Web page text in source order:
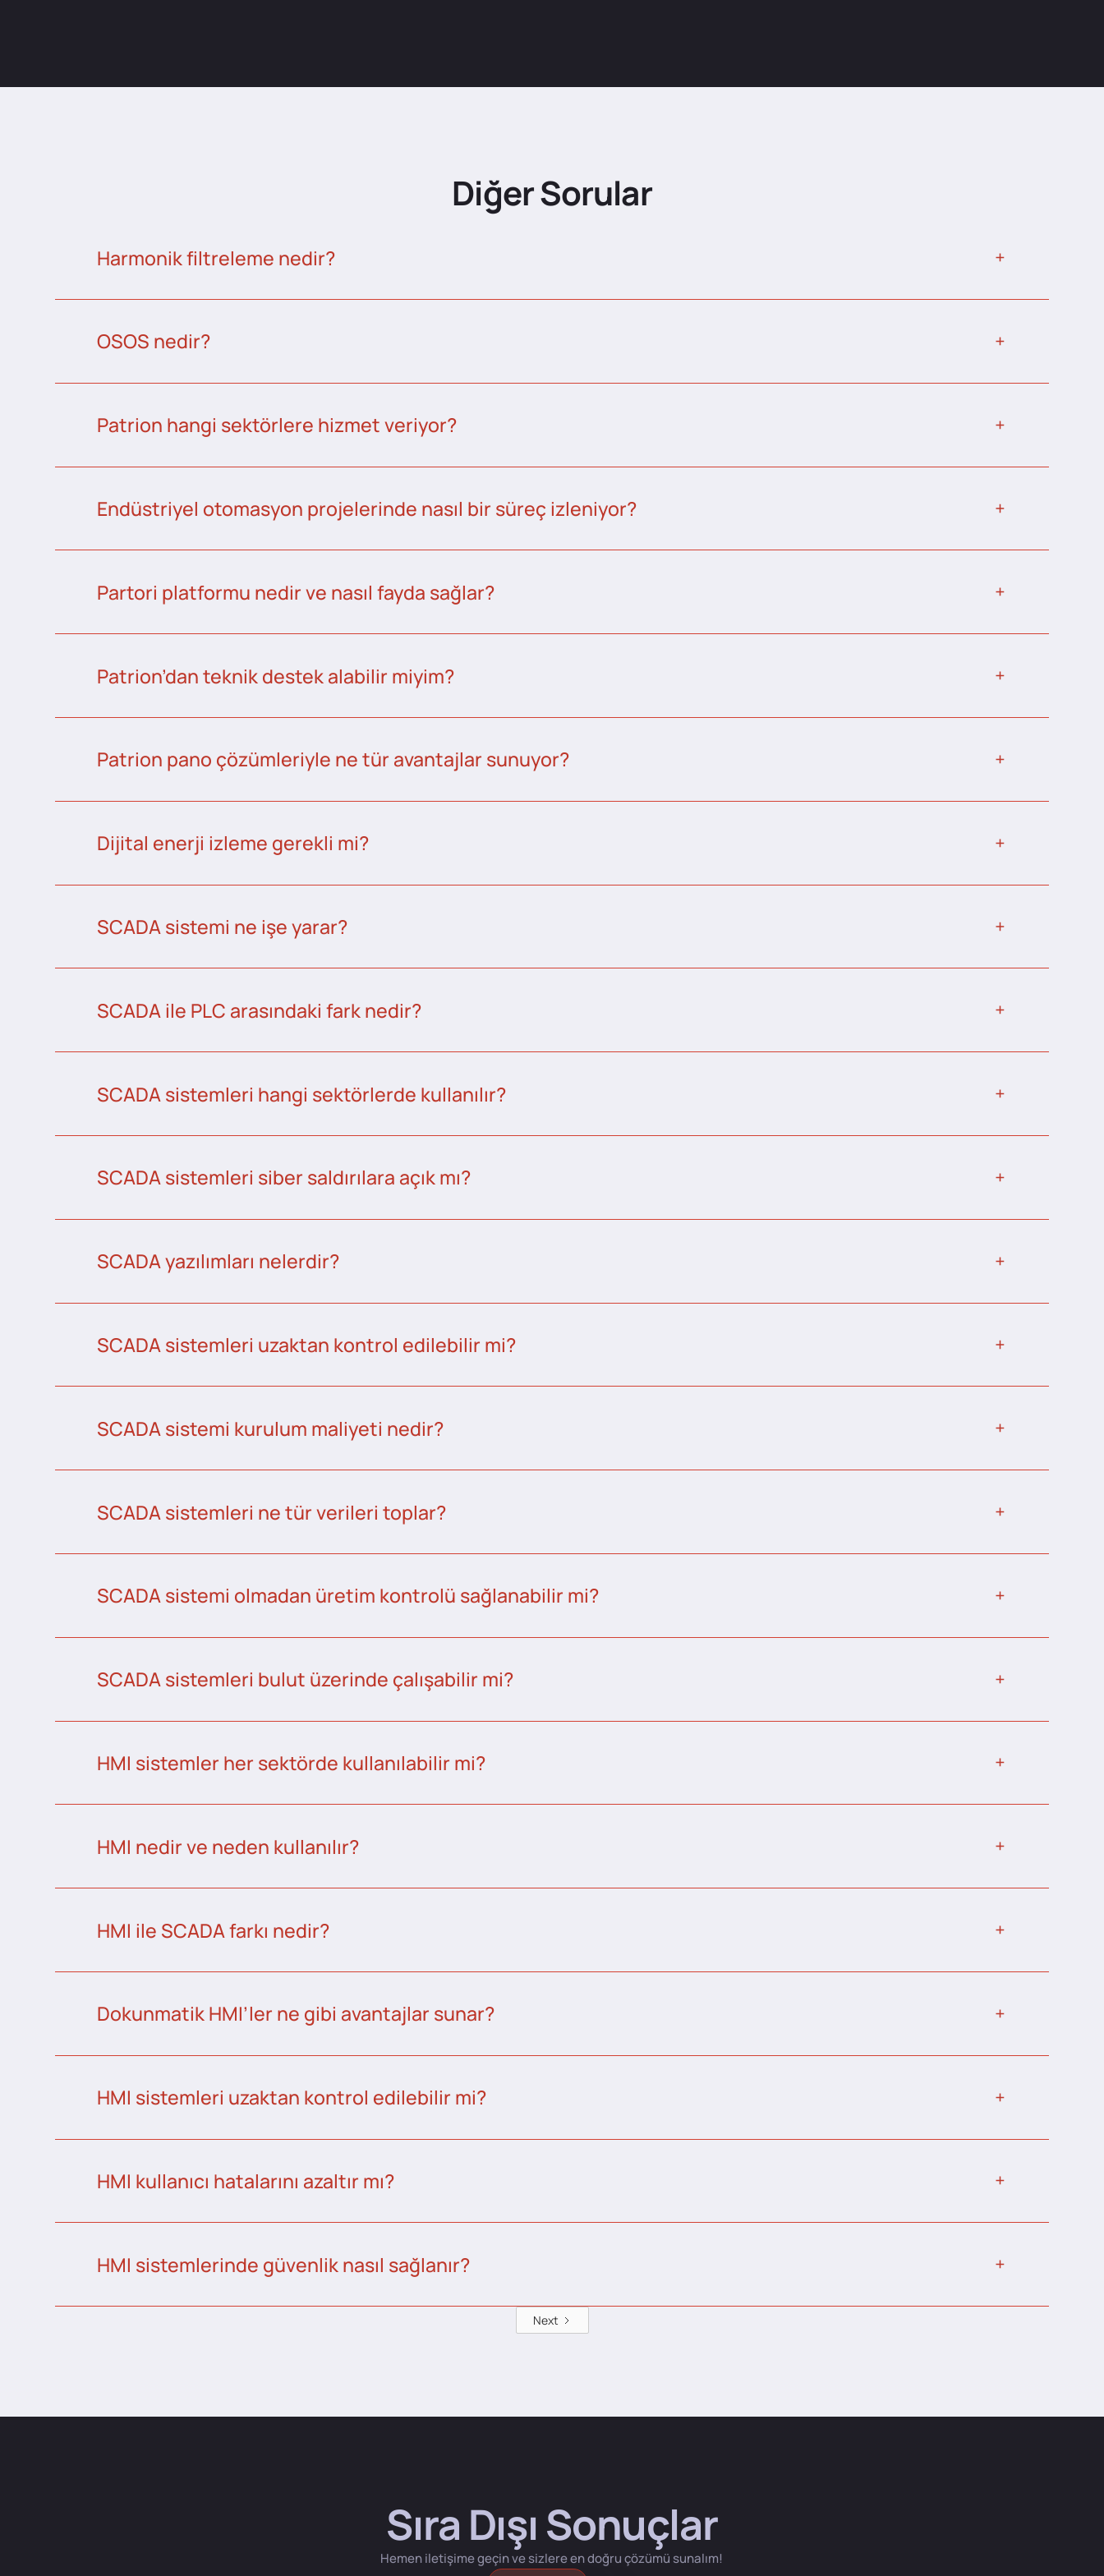
Diğer Sorular
Harmonik filtreleme nedir?
OSOS nedir?
Patrion hangi sektörlere hizmet veriyor?
Endüstriyel otomasyon projelerinde nasıl bir süreç izleniyor?
Partori platformu nedir ve nasıl fayda sağlar?
Patrion’dan teknik destek alabilir miyim?
Patrion pano çözümleriyle ne tür avantajlar sunuyor?
Dijital enerji izleme gerekli mi?
SCADA sistemi ne işe yarar?
SCADA ile PLC arasındaki fark nedir?
SCADA sistemleri hangi sektörlerde kullanılır?
SCADA sistemleri siber saldırılara açık mı?
SCADA yazılımları nelerdir?
SCADA sistemleri uzaktan kontrol edilebilir mi?
SCADA sistemi kurulum maliyeti nedir?
SCADA sistemleri ne tür verileri toplar?
SCADA sistemi olmadan üretim kontrolü sağlanabilir mi?
SCADA sistemleri bulut üzerinde çalışabilir mi?
HMI sistemler her sektörde kullanılabilir mi?
HMI nedir ve neden kullanılır?
HMI ile SCADA farkı nedir?
Dokunmatik HMI’ler ne gibi avantajlar sunar?
HMI sistemleri uzaktan kontrol edilebilir mi?
HMI kullanıcı hatalarını azaltır mı?
HMI sistemlerinde güvenlik nasıl sağlanır?
Next
Sıra Dışı Sonuçlar
Hemen iletişime geçin ve sizlere en doğru çözümü sunalım!